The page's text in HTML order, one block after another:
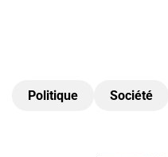
Politique Société